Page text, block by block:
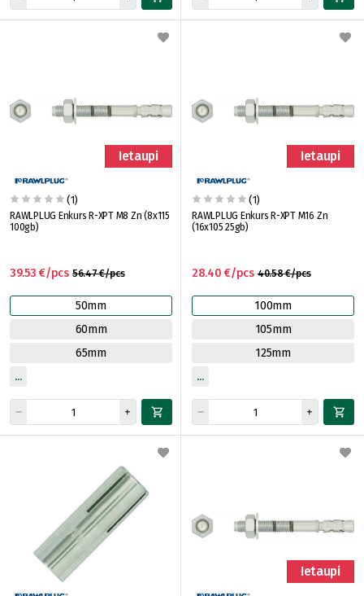
Ietaupi
(1)
RAWLPLUG Enkurs R-XPT M8 Zn (8x115
100gb)
56.47 €/pcs
39.53 €/pcs
50mm
60mm
65mm
Ietaupi
(1)
RAWLPLUG Enkurs R-XPT M16 Zn
(16x105 25gb)
40.58 €/pcs
28.40 €/pcs
100mm
105mm
125mm
Ietaupi